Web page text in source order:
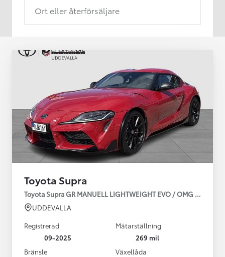
Ort eller återförsäljare
Toyota Supra
Toyota Supra GR MANUELL LIGHTWEIGHT EVO / OMG LEV!
UDDEVALLA
Registrerad
09-2025
Mätarställning
269 mil
Bränsle
Växellåda